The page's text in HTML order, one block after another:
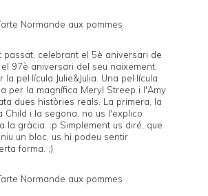
passat, celebrant el 5è aniversari de
97è aniversari del seu naixement,
la pel·lícula Julie&Julia . Una pel·lícula
per la magnífica Meryl Streep i l'Amy
dues històries reals. La primera, la
Child i la segona, no us l'explico
la gràcia. :p Simplement us diré, que
un bloc, us hi podeu sentir
forma. ;)